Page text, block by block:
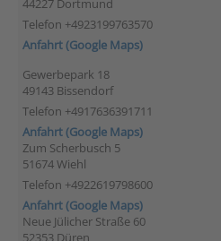
44227 Dortmund
Telefon +4923199763570
Anfahrt (Google Maps)
Gewerbepark 18
49143 Bissendorf
Telefon +4917636391711
Anfahrt (Google Maps)
Zum Scherbusch 5
51674 Wiehl
Telefon +4922619798600
Anfahrt (Google Maps)
Neue Jülicher Straße 60
52353 Düren